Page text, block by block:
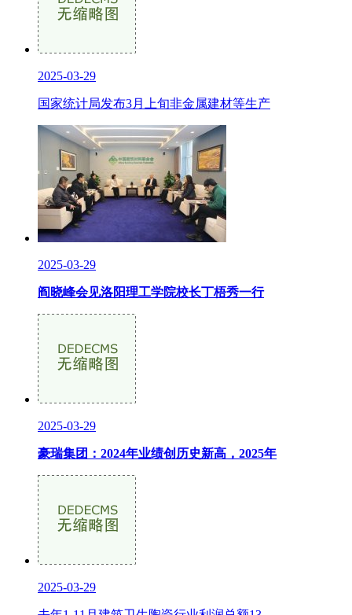
2025-03-29
国家统计局发布3月上旬非金属建材等生产
2025-03-29
阎晓峰会见洛阳理工学院校长丁梧秀一行
2025-03-29
豪瑞集团：2024年业绩创历史新高，2025年
2025-03-29